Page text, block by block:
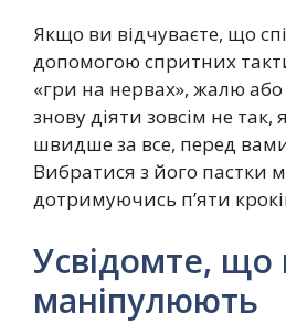
Якщо ви відчуваєте, що
допомогою спритних
«гри на нервах», жалю
знову діяти зовсім не
швидше за все, перед
Вибратися з його пастки
дотримуючись п’яти
Усвідомте, що
маніпулюють